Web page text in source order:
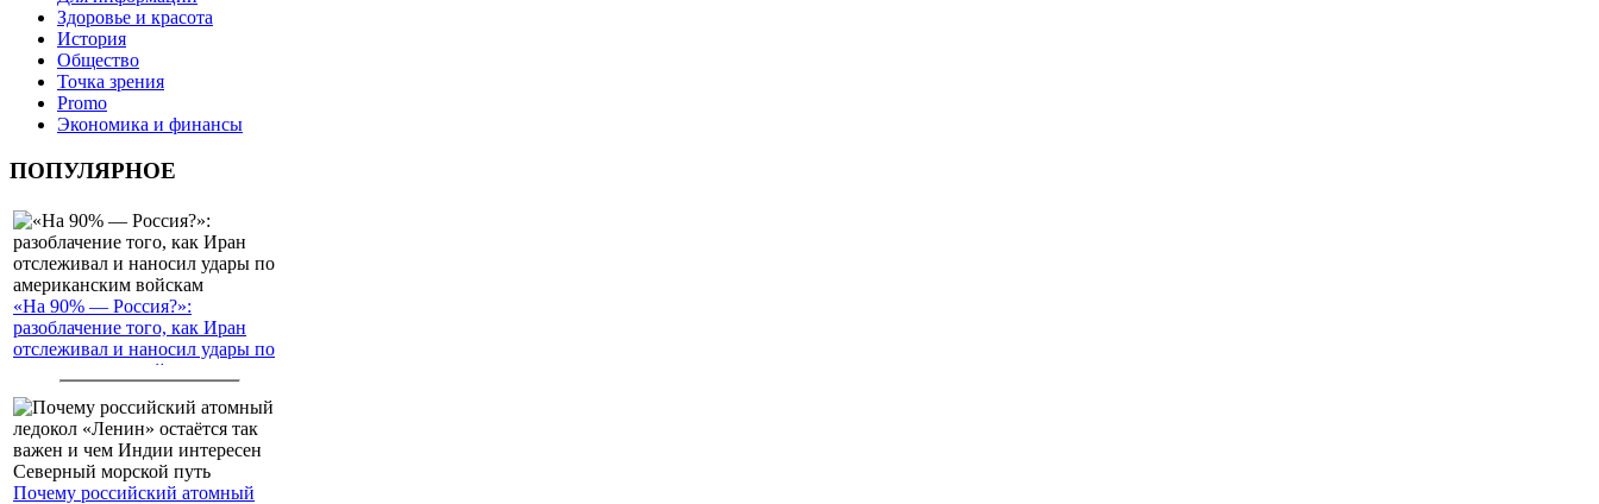
Здоровье и красота
История
Общество
Точка зрения
Promo
Экономика и финансы
ПОПУЛЯРНОЕ
«На 90% — Россия?»:
разоблачение того, как Иран
отслеживал и наносил удары по
американским войскам
Почему российский атомный